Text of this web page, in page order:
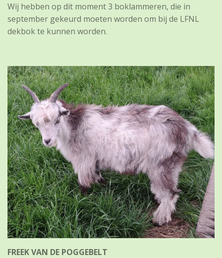
Wij hebben op dit moment 3 boklammeren, die in
september gekeurd moeten worden om bij de LFNL
dekbok te kunnen worden.
FREEK VAN DE POGGEBELT